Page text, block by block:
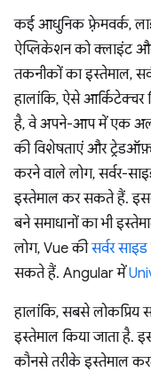
कई आधुनिक फ़्रेमवर्क,
ऐप्लिकेशन को क्लाइंट और
तकनीकों का इस्तेमाल,
हालांकि, ऐसे आर्किटेक्चर
है, वे अपने-आप में एक अलग
की विशेषताएं और
करने वाले लोग, सर्वर-
इस्तेमाल कर सकते हैं.
बने समाधानों का भी
लोग, Vue कीसर्वर
सकते हैं. Angular में
हालांकि, सबसे लोकप्रिय
इस्तेमाल किया जाता है.
कौनसे तरीके इस्तेमाल